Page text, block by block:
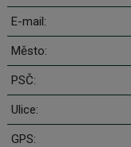
E-mail:
Město:
PSČ:
Ulice:
GPS: